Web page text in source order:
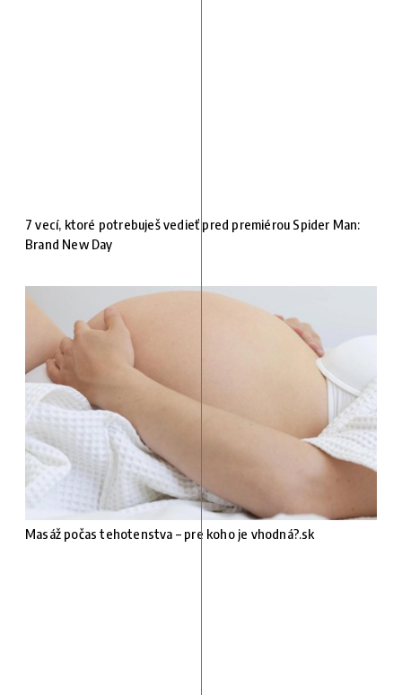
7 vecí, ktoré potrebuješ vedieť pred premiérou Spider Man:
Brand New Day
Masáž počas tehotenstva – pre koho je vhodná?.sk